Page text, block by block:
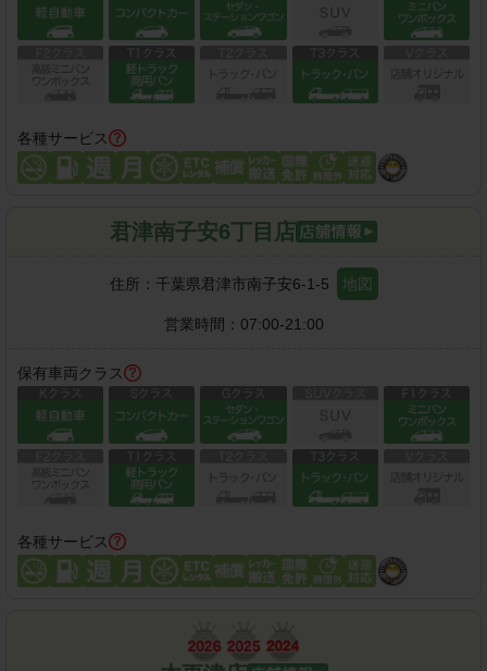
各種サービス
君津南子安6丁目店
住所： 千葉県君津市南子安6-1-5 地図
営業時間： 07:00-21:00
保有車両クラス
各種サービス